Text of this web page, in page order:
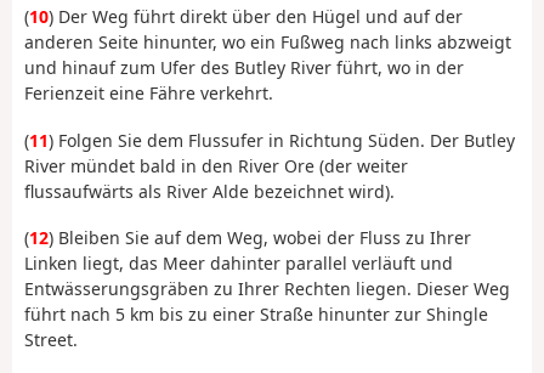
(10) Der Weg führt direkt über den Hügel und auf der
anderen Seite hinunter, wo ein Fußweg nach links abzweigt
und hinauf zum Ufer des Butley River führt, wo in der
Ferienzeit eine Fähre verkehrt.
(11) Folgen Sie dem Flussufer in Richtung Süden. Der Butley
River mündet bald in den River Ore (der weiter
flussaufwärts als River Alde bezeichnet wird).
(12) Bleiben Sie auf dem Weg, wobei der Fluss zu Ihrer
Linken liegt, das Meer dahinter parallel verläuft und
Entwässerungsgräben zu Ihrer Rechten liegen. Dieser Weg
führt nach 5 km bis zu einer Straße hinunter zur Shingle
Street.